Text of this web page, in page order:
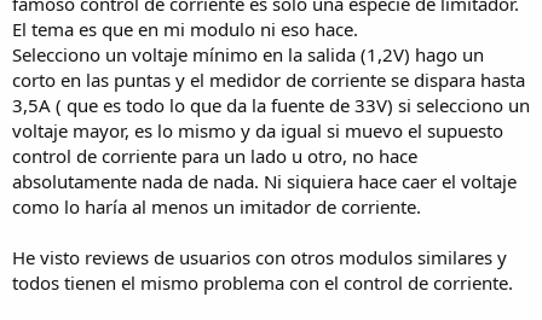
El tema es que en mi modulo ni eso hace.
Selecciono un voltaje mínimo en la salida (1,2V) hago un
corto en las puntas y el medidor de corriente se dispara hasta
3,5A ( que es todo lo que da la fuente de 33V) si selecciono un
voltaje mayor, es lo mismo y da igual si muevo el supuesto
control de corriente para un lado u otro, no hace
absolutamente nada de nada. Ni siquiera hace caer el voltaje
como lo haría al menos un imitador de corriente.
He visto reviews de usuarios con otros modulos similares y
todos tienen el mismo problema con el control de corriente.